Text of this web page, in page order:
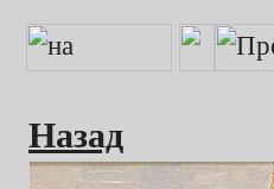
Назад